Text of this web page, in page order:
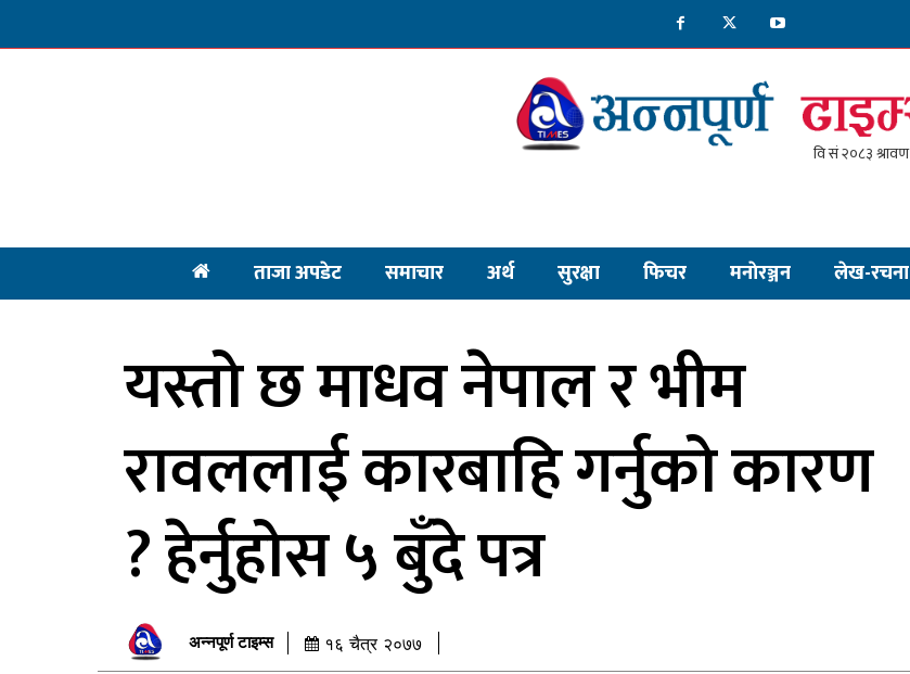
ताजा अपडेट समाचार अर्थ सुरक्षा फिचर मनाेरञ्जन लेख-रचना
यस्तो छ माधव नेपाल र भीम
रावललाई कारबाहि गर्नुको कारण
? हेर्नुहोस ५ बुँदे पत्र
अन्नपूर्ण टाइम्स १६ चैत्र २०७७